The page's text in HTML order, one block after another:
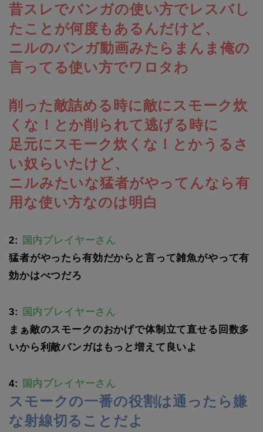
昔スレでバンガの使い方でレスバし
たことが何度もあるんだけど、
ニルのバンガ動画みたらまんま俺の
言ってる使い方でワロタわ
削った敵詰める時に敵にスモーク炊
くな！とか削られて逃げる時に
足元にスモーク炊くな！とかうるさ
い奴らいたけど、
ニルみたいな猛者がやってんなら有
用な使い方なのは明白
2:
国内プレイヤーさん
猛者がやったら有効だからと言って雑魚がやって有
効かはべつだろ
3:
国内プレイヤーさん
まぁ敵のスモークのおかげで体制立て直せる回数多
いから利敵バンガはもっと増えて良いよ
4: 国内プレイヤーさん
スモークの一番の役割は通ったら嫌
な射線切ることだよ